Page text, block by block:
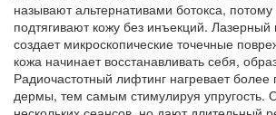
называют альтернативами ботокса, потому
подтягивают кожу без инъекций.
создает микроскопические точечные
кожа начинает восстанавливать себя,
Радиочастотный лифтинг нагревает более
дермы, тем самым стимулируя упругость.